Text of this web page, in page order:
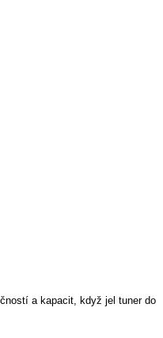
a kapacit, když jel tuner do